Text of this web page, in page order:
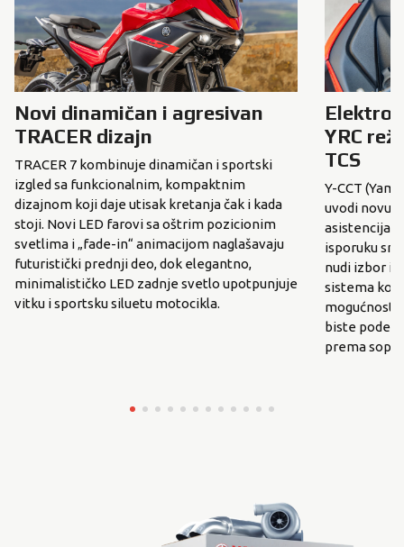
Novi dinamičan i agresivan
TRACER dizajn
TRACER 7 kombinuje dinamičan i sportski
izgled sa funkcionalnim, kompaktnim
dizajnom koji daje utisak kretanja čak i kada
stoji. Novi LED farovi sa oštrim pozicionim
svetlima i „fade-in“ animacijom naglašavaju
futuristički prednji deo, dok elegantno,
minimalističko LED zadnje svetlo upotpunjuje
vitku i sportsku siluetu motocikla.
YRC
TCS
Y-CCT
uvodi novu
asistencija
isporuku
nudi izbor
sistema
mogućnost
biste
prema